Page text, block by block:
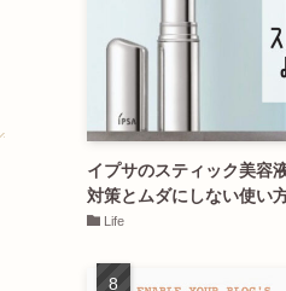
イプサのスティック美容
対策とムダにしない使い
Life